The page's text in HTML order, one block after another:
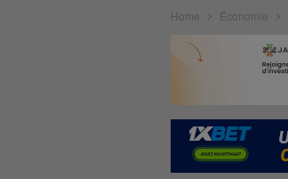
Home Économie